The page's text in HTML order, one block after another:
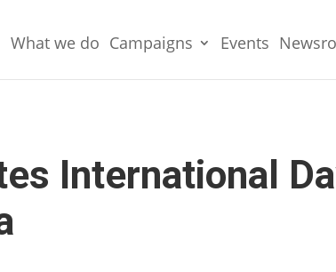
What we do Campaigns Events
International